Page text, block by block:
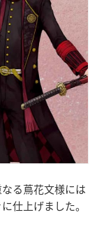
る蔦花文様には
仕上げました。